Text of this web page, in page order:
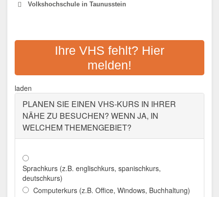
Volkshochschule in Taunusstein
VHS RHEINGAU-TAUNUS E.V.
Adresse:
Erich-Kästner-Str. 5, 65232
Taunusstein
Aktualisiert: August 2021
Ihre VHS fehlt? Hier
melden!
laden
PLANEN SIE EINEN VHS-KURS IN IHRER
NÄHE ZU BESUCHEN? WENN JA, IN
WELCHEM THEMENGEBIET?
Sprachkurs (z.B. englischkurs, spanischkurs,
deutschkurs)
Computerkurs (z.B. Office, Windows, Buchhaltung)